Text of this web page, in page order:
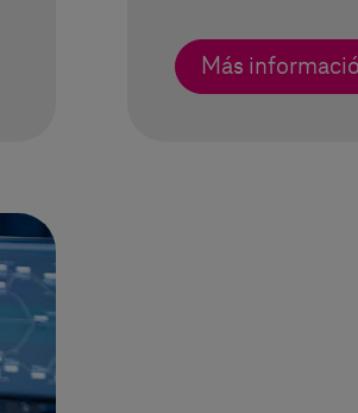
Más